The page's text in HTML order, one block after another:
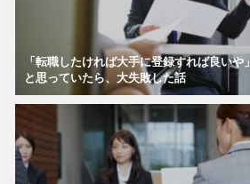
「転職したければ大手に登録すれば良いや」
と思っていたら、大失敗した話